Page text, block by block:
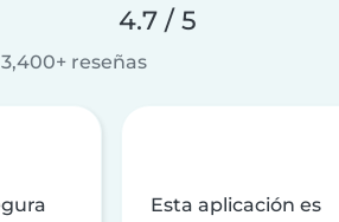
4.7 / 5
3,400+ reseñas
Esta aplicación es